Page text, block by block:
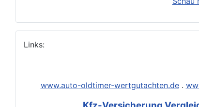
Links:
www.auto-oldtimer-wertgutachten.de.